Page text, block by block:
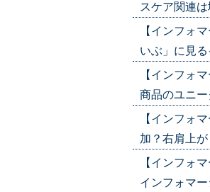
スケア関連
【インフォ
いぶ」に見
【インフォ
商品のユニ
【インフォ
加？右肩上
【インフォ
インフォマ